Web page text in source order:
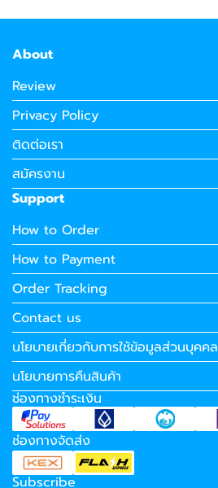
About
Review
Privacy Policy
ติดต่อเรา
สมัครงาน
Support
How to Order
How to Payment
Order Tracking
Contact us
นโยบายเกี่ยวกับการใช้ข้อมูลส่วนบุคคล
นโยบายการคืนสินค้า
ช่องทางชำระเงิน
ช่องทางจัดส่ง
Subscribe